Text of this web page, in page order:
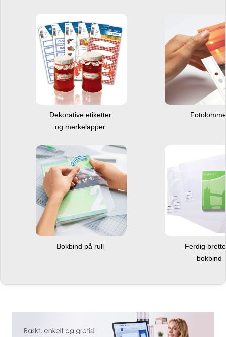
Dekorative etiketter
og merkelapper
Bokbind på rull
Ferdig
bokbind